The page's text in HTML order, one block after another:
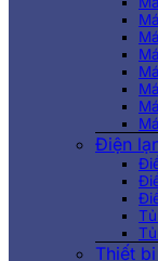
Điện
Thiết